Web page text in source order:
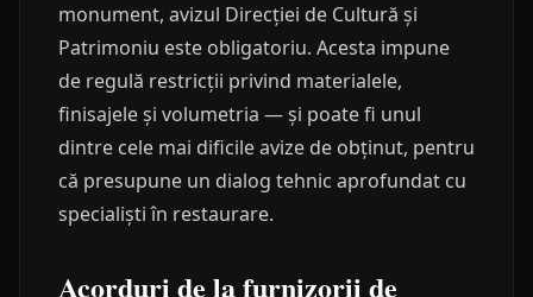
monument, avizul Direcției de Cultură și
Patrimoniu este obligatoriu. Acesta impune
de regulă restricții privind materialele,
finisajele și volumetria — și poate fi unul
dintre cele mai dificile avize de obținut, pentru
că presupune un dialog tehnic aprofundat cu
specialiști în restaurare.
Acorduri de la furnizorii de